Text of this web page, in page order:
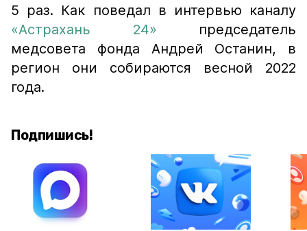
5 раз. Как поведал в интервью каналу
«Астрахань 24» председатель
медсовета фонда Андрей Останин, в
регион они собираются весной 2022
года.
Подпишись!